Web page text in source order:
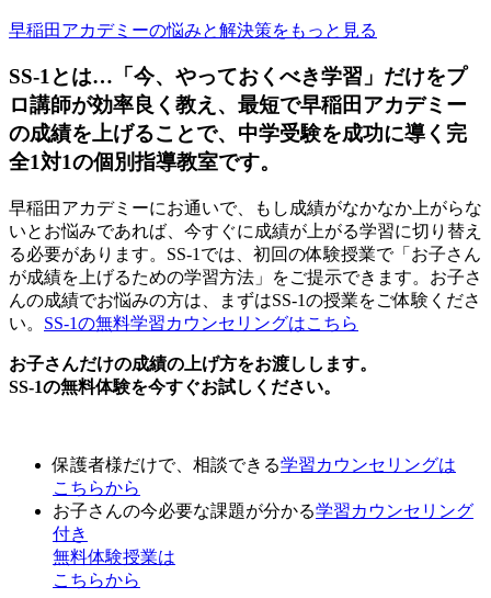
早稲田アカデミーの悩みと解決策をもっと見る
SS-1とは…「今、やっておくべき学習」だけをプ
ロ講師が効率良く教え、最短で早稲田アカデミー
の成績を上げることで、中学受験を成功に導く完
全1対1の個別指導教室です。
早稲田アカデミーにお通いで、もし成績がなかなか上がらな
いとお悩みであれば、今すぐに成績が上がる学習に切り替え
る必要があります。SS-1では、初回の体験授業で「お子さん
が成績を上げるための学習方法」をご提示できます。お子さ
んの成績でお悩みの方は、まずはSS-1の授業をご体験くださ
い。 SS-1の無料学習カウンセリングはこちら
お子さんだけの成績の上げ方をお渡しします。
SS-1の無料体験を今すぐお試しください。
保護者様だけで、相談できる学習カウンセリングは
こちらから
お子さんの今必要な課題が分かる学習カウンセリング
付き
無料体験授業は
こちらから